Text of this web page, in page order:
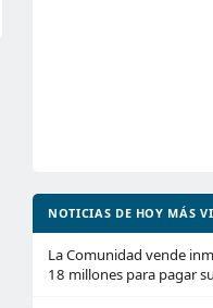
NOTICIAS DE HOY MÁS
La Comunidad vende
18 millones para pagar